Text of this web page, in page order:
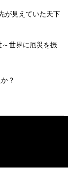
が見えていた天下
～世界に厄災を振
？